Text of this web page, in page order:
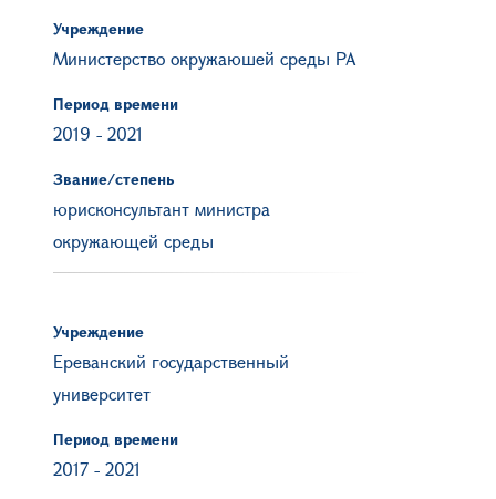
Учреждение
Министерство окружаюшей среды РА
Период времени
2019 - 2021
Звание/степень
юрисконсультант министра
окружающей среды
Учреждение
Ереванский государственный
университет
Период времени
2017 - 2021